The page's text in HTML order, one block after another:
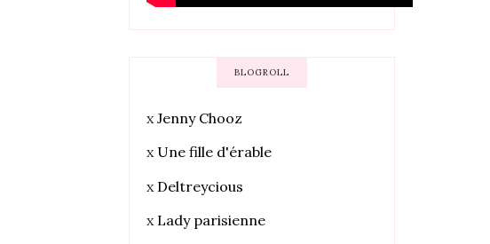
BLOGROLL
x Jenny Chooz
x Une fille d'érable
x Deltreycious
x Lady parisienne